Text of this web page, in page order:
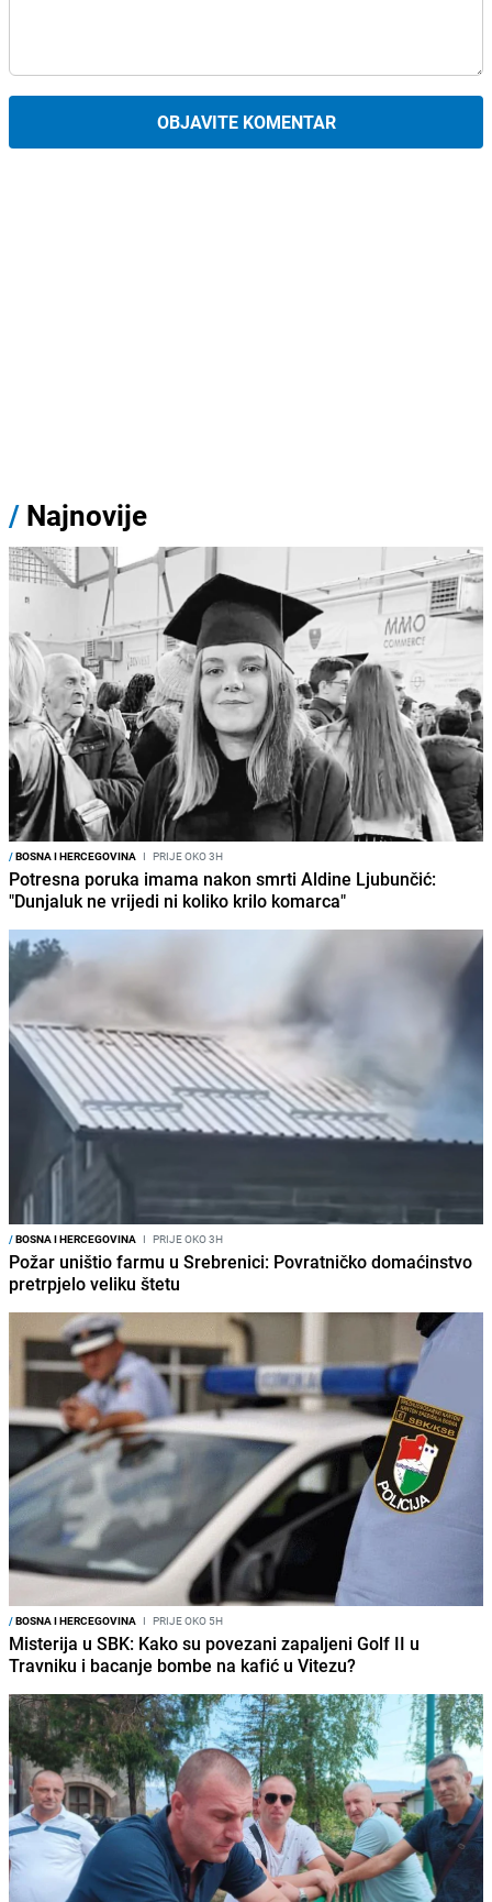
OBJAVITE KOMENTAR
/ Najnovije
/BOSNA I HERCEGOVINA I PRIJE OKO 3H
Potresna poruka imama nakon smrti Aldine Ljubunčić:
"Dunjaluk ne vrijedi ni koliko krilo komarca"
/BOSNA I HERCEGOVINA I PRIJE OKO 3H
Požar uništio farmu u Srebrenici: Povratničko domaćinstvo
pretrpjelo veliku štetu
/BOSNA I HERCEGOVINA I PRIJE OKO 5H
Misterija u SBK: Kako su povezani zapaljeni Golf II u
Travniku i bacanje bombe na kafić u Vitezu?